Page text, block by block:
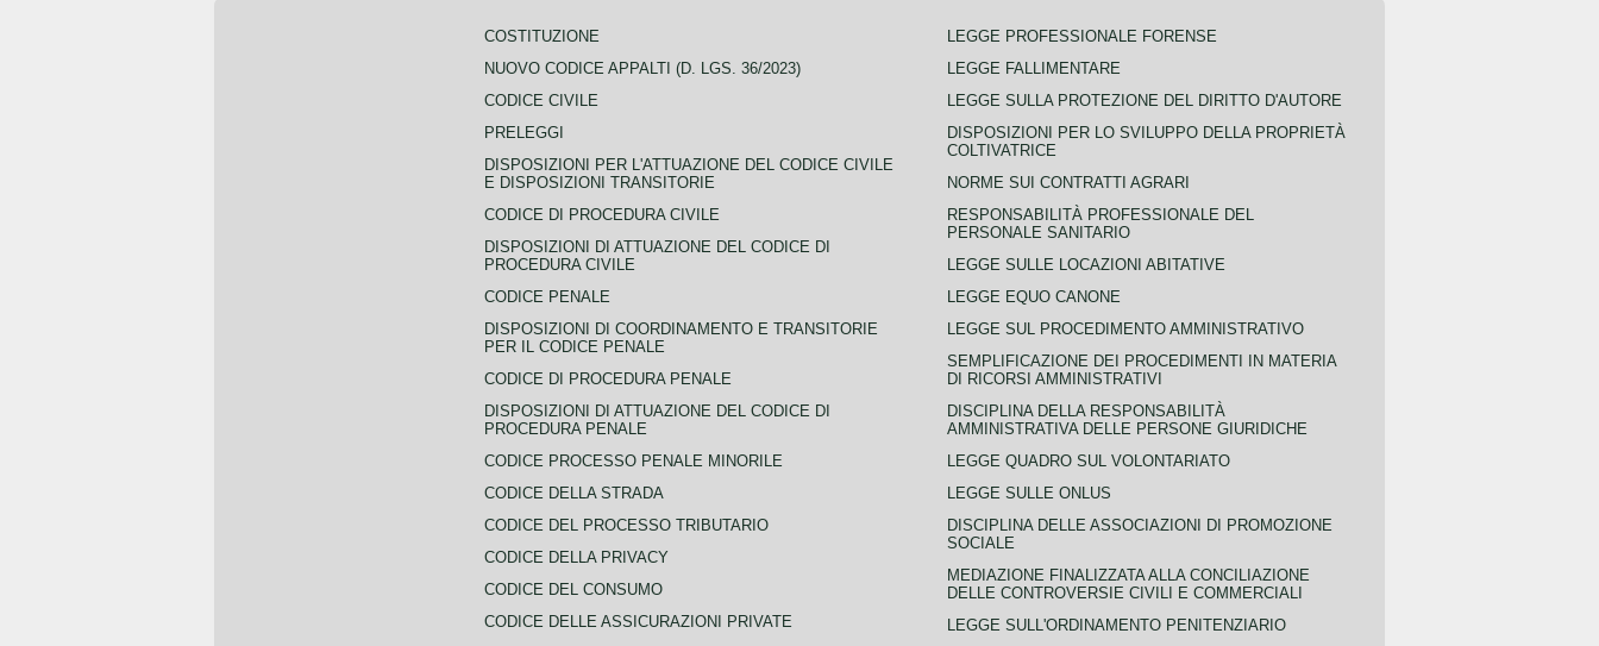
COSTITUZIONE
NUOVO CODICE APPALTI (D. LGS. 36/2023)
CODICE CIVILE
PRELEGGI
DISPOSIZIONI PER L'ATTUAZIONE DEL CODICE CIVILE
E DISPOSIZIONI TRANSITORIE
CODICE DI PROCEDURA CIVILE
DISPOSIZIONI DI ATTUAZIONE DEL CODICE DI
PROCEDURA CIVILE
CODICE PENALE
DISPOSIZIONI DI COORDINAMENTO E TRANSITORIE
PER IL CODICE PENALE
CODICE DI PROCEDURA PENALE
DISPOSIZIONI DI ATTUAZIONE DEL CODICE DI
PROCEDURA PENALE
CODICE PROCESSO PENALE MINORILE
CODICE DELLA STRADA
CODICE DEL PROCESSO TRIBUTARIO
CODICE DELLA PRIVACY
CODICE DEL CONSUMO
CODICE DELLE ASSICURAZIONI PRIVATE
LEGGE PROFESSIONALE FORENSE
LEGGE FALLIMENTARE
LEGGE SULLA PROTEZIONE DEL DIRITTO D'AUTORE
DISPOSIZIONI PER LO SVILUPPO DELLA PROPRIETÀ
COLTIVATRICE
NORME SUI CONTRATTI AGRARI
RESPONSABILITÀ PROFESSIONALE DEL
PERSONALE SANITARIO
LEGGE SULLE LOCAZIONI ABITATIVE
LEGGE EQUO CANONE
LEGGE SUL PROCEDIMENTO AMMINISTRATIVO
SEMPLIFICAZIONE DEI PROCEDIMENTI IN MATERIA
DI RICORSI AMMINISTRATIVI
DISCIPLINA DELLA RESPONSABILITÀ
AMMINISTRATIVA DELLE PERSONE GIURIDICHE
LEGGE QUADRO SUL VOLONTARIATO
LEGGE SULLE ONLUS
DISCIPLINA DELLE ASSOCIAZIONI DI PROMOZIONE
SOCIALE
MEDIAZIONE FINALIZZATA ALLA CONCILIAZIONE
DELLE CONTROVERSIE CIVILI E COMMERCIALI
LEGGE SULL'ORDINAMENTO PENITENZIARIO